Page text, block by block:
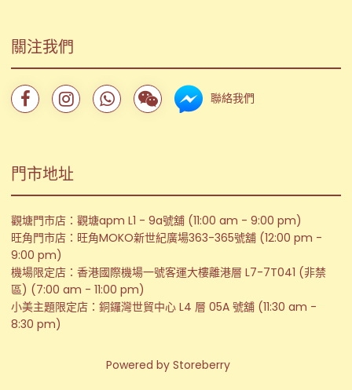
關注我們
聯絡我們
門市地址
觀塘門市店：觀塘apm L1 - 9a號舖 (11:00 am - 9:00 pm)
旺角門市店：旺角MOKO新世紀廣場363-365號舖 (12:00 pm -
9:00 pm)
機場限定店：香港國際機場一號客運大樓離港層 L7-7T041 (非禁
區) (7:00 am - 11:00 pm)
小美主題限定店：銅鑼灣世貿中心 L4 層 05A 號舖 (11:30 am -
8:30 pm)
Powered by Storeberry